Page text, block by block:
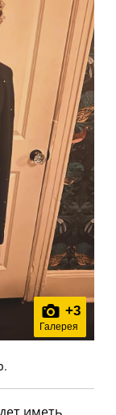
+3
Галерея